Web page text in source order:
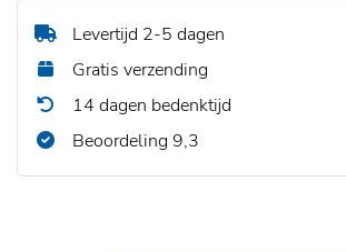
Levertijd 2-5 dagen
Gratis verzending
14 dagen bedenktijd
Beoordeling 9,3